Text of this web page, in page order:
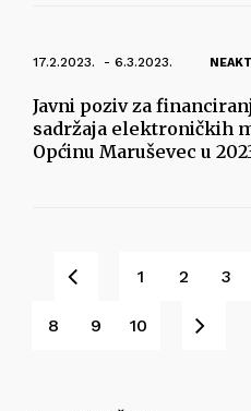
17.2.2023. - 6.3.2023.
Javni poziv za
sadržaja elektroničkih
Općinu Maruševec u
1 2 3
8 9 10